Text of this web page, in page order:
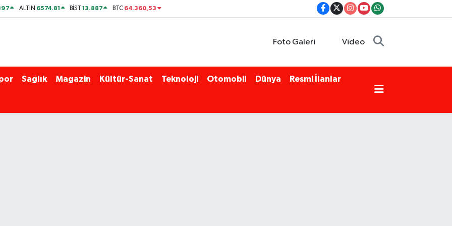
ALTIN 6574.81 BİST13.887 BTC 64.360,53
Foto Galeri Video
Sağlık Magazin Kültür-Sanat Teknoloji Otomobil Dünya Resmi İlanlar